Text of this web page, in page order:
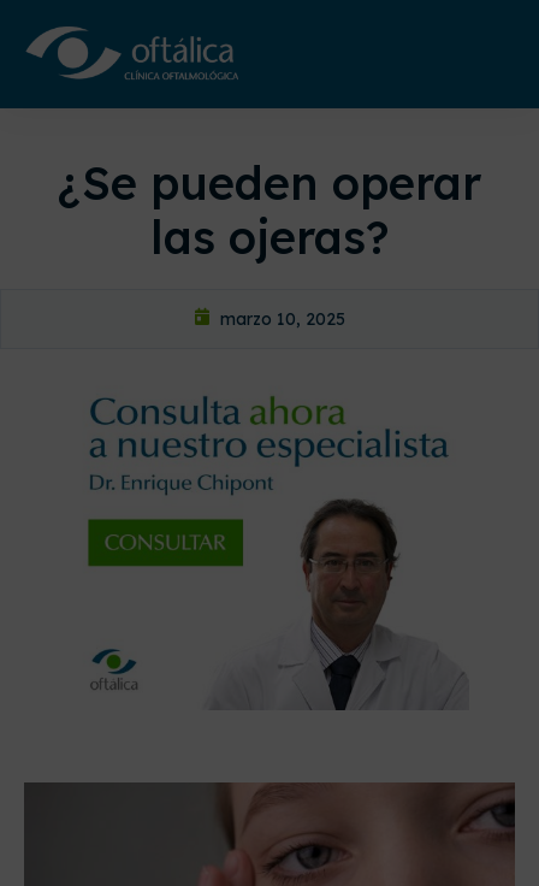
¿Se pueden operar
las ojeras?
marzo 10, 2025